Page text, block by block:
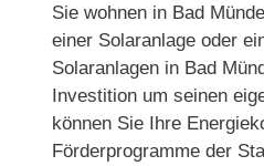
Sie wohnen in Bad
einer Solaranlage oder
Solaranlagen in Bad
Investition um seinen
können Sie Ihre
Förderprogramme der